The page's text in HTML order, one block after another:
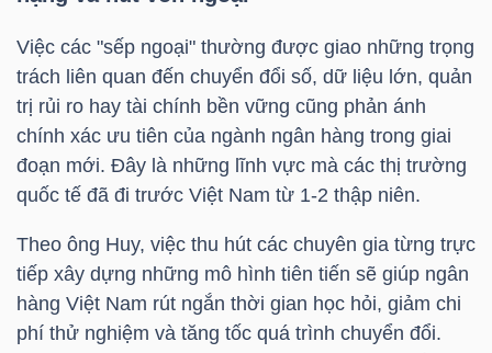
Việc các "sếp ngoại" thường được giao những trọng
trách liên quan đến chuyển đổi số, dữ liệu lớn, quản
trị rủi ro hay tài chính bền vững cũng phản ánh
chính xác ưu tiên của ngành ngân hàng trong giai
đoạn mới. Đây là những lĩnh vực mà các thị trường
quốc tế đã đi trước Việt Nam từ 1-2 thập niên.
Theo ông Huy, việc thu hút các chuyên gia từng trực
tiếp xây dựng những mô hình tiên tiến sẽ giúp ngân
hàng Việt Nam rút ngắn thời gian học hỏi, giảm chi
phí thử nghiệm và tăng tốc quá trình chuyển đổi.
CHĂM
SÓC
SỨC
KHỎE
TÀI